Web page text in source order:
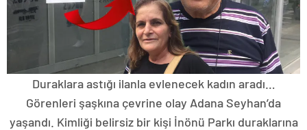
Duraklara astığı ilanla evlenecek kadın aradı…
Görenleri şaşkına çevrine olay Adana Seyhan’da
yaşandı. Kimliği belirsiz bir kişi İnönü Parkı duraklarına